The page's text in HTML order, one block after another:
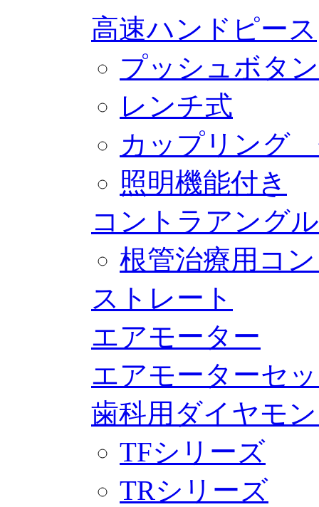
高速ハンドピース
プッシュボタン
レンチ式
カップリング
照明機能付き
コントラアングル
根管治療用コ
ストレート
エアモーター
エアモーターセ
歯科用ダイヤモ
TFシリーズ
TRシリーズ